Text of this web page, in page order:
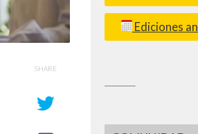
SHARE
Ediciones